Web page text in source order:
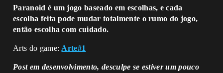
Paranoid é um jogo baseado em escolhas, e cada
escolha feita pode mudar totalmente o rumo do jogo,
então escolha com cuidado.
Arts do game: Arte#1
Post em desenvolvimento, desculpe se estiver um pouco